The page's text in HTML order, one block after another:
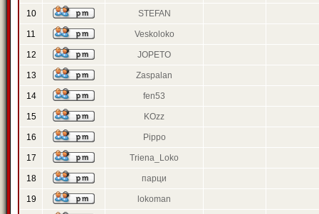
10 STEFAN
11 Veskoloko
12 JOPETO
13 Zaspalan
14 fen53
15 KOzz
16 Pippo
17 Triena_Loko
18 парци
19 lokoman